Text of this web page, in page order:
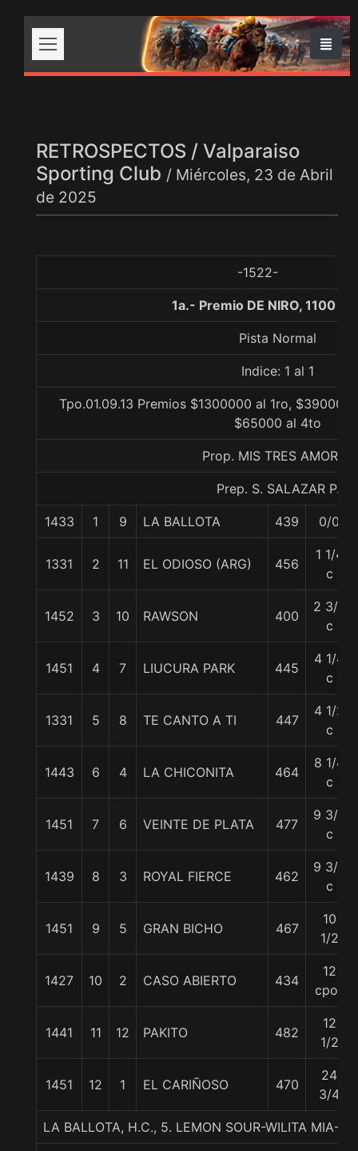
RETROSPECTOS / Valparaiso
Sporting Club / Miércoles, 23 de Abril
de 2025
-1522-
1a.- Premio DE NIRO, 1100
Pista Normal
Indice: 1 al 1
Tpo.01.09.13 Premios $1300000 al 1ro,
$65000 al 4to
Prop. MIS TRES AMORES
Prep. S. SALAZAR P.
1433 1 9 LA BALLOTA 439 0/0
1331 2 11 EL ODIOSO (ARG) 456
1 1/4
c
1452 3 10 RAWSON 400
2 3/4
c
1451 4 7 LIUCURA PARK 445
4 1/4
c
1331 5 8 TE CANTO A TI 447
4 1/2
c
1443 6 4 LA CHICONITA 464
8 1/4
c
1451 7 6 VEINTE DE PLATA 477
9 3/4
c
1439 8 3 ROYAL FIERCE 462
9 3/4
c
1451 9 5 GRAN BICHO 467
10
1/2
1427 10 2 CASO ABIERTO 434
12
cpos
1441 11 12 PAKITO 482
12
1/2
1451 12 1 EL CARIÑOSO 470
24
3/4
LA BALLOTA, H.C., 5. LEMON SOUR-WILITA MIA-